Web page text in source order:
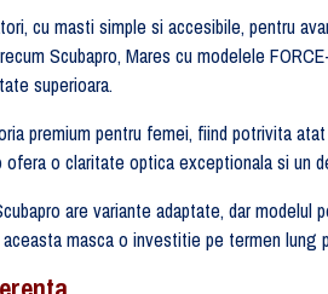
cu masti simple si accesibile, pentru
Scubapro, Mares cu modelele
superioara.
premium pentru femei, fiind potrivita
o claritate optica exceptionala si
are variante adaptate, dar
masca o investitie pe termen lung